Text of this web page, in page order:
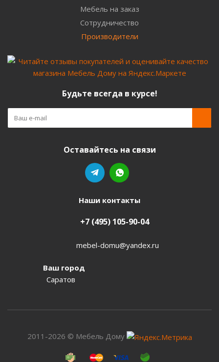
Мебель на заказ
Сотрудничество
Производители
Будьте всегда в курсе!
Оставайтесь на связи
Наши контакты
+7 (495) 105-90-04
mebel-domu@yandex.ru
Ваш город
Саратов
2011-2026 © Мебель Дому